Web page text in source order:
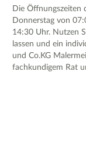
Die Öffnungszeiten
Donnerstag von
14:30 Uhr. Nutzen
lassen und ein
und Co.KG
fachkundigem Rat